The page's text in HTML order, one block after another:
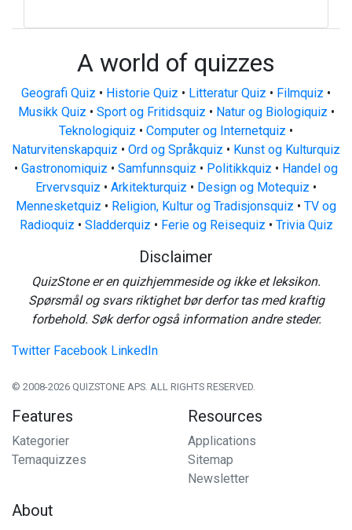
A world of quizzes
Geografi Quiz • Historie Quiz • Litteratur Quiz • Filmquiz •
Musikk Quiz • Sport og Fritidsquiz • Natur og Biologiquiz •
Teknologiquiz • Computer og Internetquiz •
Naturvitenskapquiz • Ord og Språkquiz • Kunst og Kulturquiz
• Gastronomiquiz • Samfunnsquiz • Politikkquiz • Handel og
Ervervsquiz • Arkitekturquiz • Design og Motequiz •
Mennesketquiz • Religion, Kultur og Tradisjonsquiz • TV og
Radioquiz • Sladderquiz • Ferie og Reisequiz • Trivia Quiz
Disclaimer
QuizStone er en quizhjemmeside og ikke et leksikon.
Spørsmål og svars riktighet bør derfor tas med kraftig
forbehold. Søk derfor også information andre steder.
Twitter Facebook LinkedIn
© 2008-2026 QUIZSTONE APS. ALL RIGHTS RESERVED.
Features
Kategorier
Temaquizzes
Resources
Applications
Sitemap
Newsletter
About